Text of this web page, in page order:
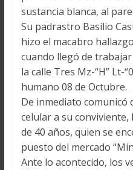
sustancia blanca, al
Su padrastro Basilio
hizo el macabro
cuando llegó de
la calle Tres Mz-“H” Lt-
humano 08 de Octubre.
De inmediato comunicó
celular a su
de 40 años, quien se
puesto del mercado
Ante lo acontecido, los